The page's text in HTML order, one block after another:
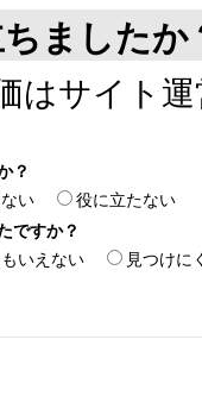
ましたか
はサイト
？
い
役に立たない
ですか？
いえない 見つけに